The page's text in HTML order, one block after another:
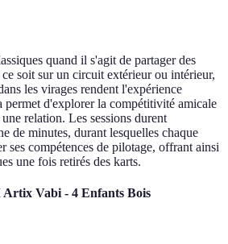
quand il s'agit de partager des
soit sur un circuit extérieur ou intérieur,
les virages rendent l'expérience
permet d'explorer la compétitivité amicale
relation. Les sessions durent
de minutes, durant lesquelles chaque
ses compétences de pilotage, offrant ainsi
une fois retirés des karts.
Artix Vabi - 4 Enfants Bois